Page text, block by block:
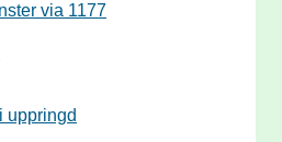
75+ Direktnummer för dig
vardagar kl 8:10-9:30 0501-
till 16 år Direktnummer för
via 1177
uppringd